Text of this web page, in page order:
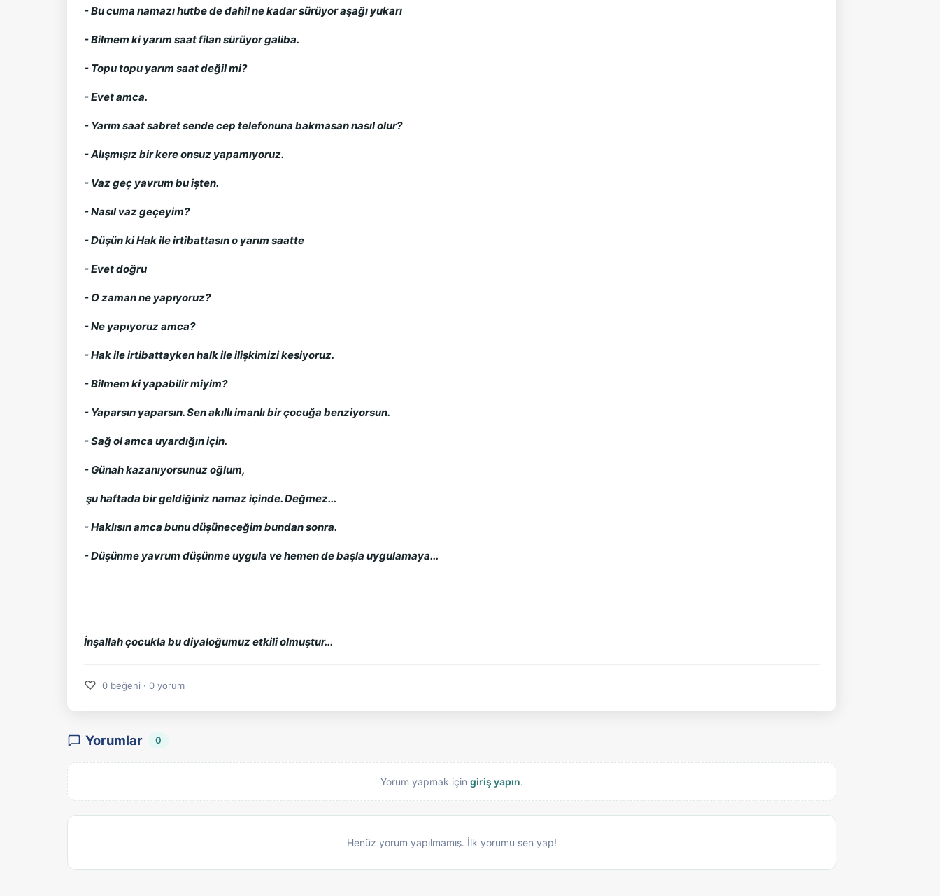
- Bu cuma namazı hutbe de dahil ne kadar sürüyor aşağı yukarı
- Bilmem ki yarım saat filan sürüyor galiba.
- Topu topu yarım saat değil mi?
- Evet amca.
- Yarım saat sabret sende cep telefonuna bakmasan nasıl olur?
- Alışmışız bir kere onsuz yapamıyoruz.
- Vaz geç yavrum bu işten.
- Nasıl vaz geçeyim?
- Düşün ki Hak ile irtibattasın o yarım saatte
- Evet doğru
- O zaman ne yapıyoruz?
- Ne yapıyoruz amca?
- Hak ile irtibattayken halk ile ilişkimizi kesiyoruz.
- Bilmem ki yapabilir miyim?
- Yaparsın yaparsın. Sen akıllı imanlı bir çocuğa benziyorsun.
- Sağ ol amca uyardığın için.
- Günah kazanıyorsunuz oğlum,
şu haftada bir geldiğiniz namaz içinde. Değmez...
- Haklısın amca bunu düşüneceğim bundan sonra.
- Düşünme yavrum düşünme uygula ve hemen de başla uygulamaya...
İnşallah çocukla bu diyaloğumuz etkili olmuştur...
♡ 0 beğeni · 0 yorum
Yorumlar 0
Yorum yapmak için giriş yapın.
Henüz yorum yapılmamış. İlk yorumu sen yap!